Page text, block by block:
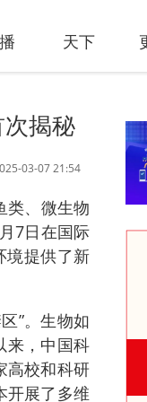
天下
揭秘
03-07 21:54
类、微生物
7日在国际
境提供了新
”。生物如
来，中国科
高校和科研
开展了多维